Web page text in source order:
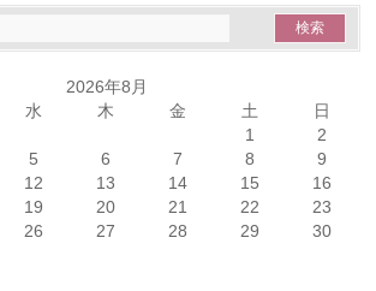
2026年8月
水 木 金 土 日
1
2
5 6 7 8
9
12 13 14 15
16
19 20 21 22
23
26 27 28 29
30